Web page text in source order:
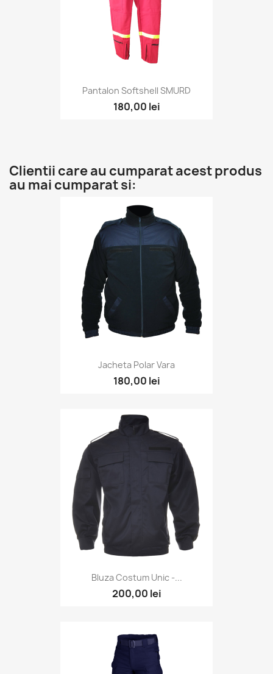
Pantalon Softshell SMURD
180,00 lei
Clientii care au cumparat acest produs
au mai cumparat si:
Jacheta Polar Vara
180,00 lei
Bluza Costum Unic -...
200,00 lei